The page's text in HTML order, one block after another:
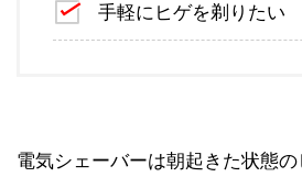
手軽にヒゲを剃りたい
電気シェーバーは朝起きた状態